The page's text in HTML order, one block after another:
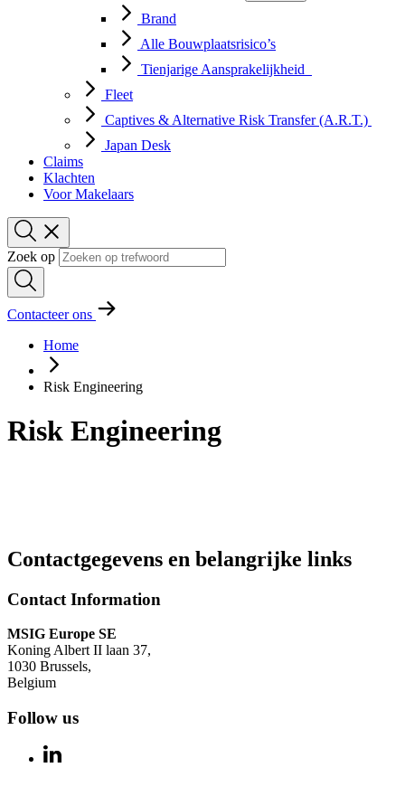
Brand
Alle Bouwplaatsrisico’s
Tienjarige Aansprakelijkheid
Fleet
Captives & Alternative Risk Transfer (A.R.T.)
Japan Desk
Claims
Klachten
Voor Makelaars
Zoek op
Contacteer ons
Home
Risk Engineering
Risk Engineering
Contactgegevens en belangrijke links
Contact Information
MSIG Europe SE
Koning Albert II laan 37,
1030 Brussels,
Belgium
Follow us